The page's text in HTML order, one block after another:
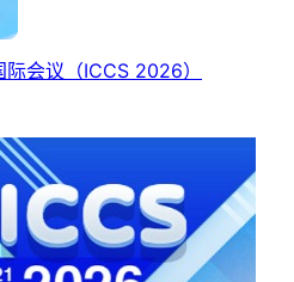
际会议 （ICCS 2026）